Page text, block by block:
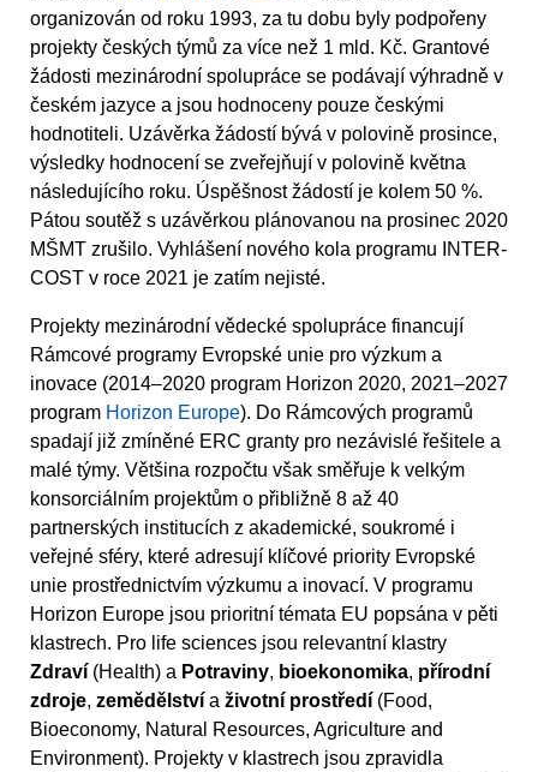
organizován od roku 1993, za tu dobu byly podpořeny
projekty českých týmů za více než 1 mld. Kč. Grantové
žádosti mezinárodní spolupráce se podávají výhradně v
českém jazyce a jsou hodnoceny pouze českými
hodnotiteli. Uzávěrka žádostí bývá v polovině prosince,
výsledky hodnocení se zveřejňují v polovině května
následujícího roku. Úspěšnost žádostí je kolem 50 %.
Pátou soutěž s uzávěrkou plánovanou na prosinec 2020
MŠMT zrušilo. Vyhlášení nového kola programu INTER-
COST v roce 2021 je zatím nejisté.
Projekty mezinárodní vědecké spolupráce financují
Rámcové programy Evropské unie pro výzkum a
inovace (2014–2020 program Horizon 2020, 2021–2027
program Horizon Europe). Do Rámcových programů
spadají již zmíněné ERC granty pro nezávislé řešitele a
malé týmy. Většina rozpočtu však směřuje k velkým
konsorciálním projektům o přibližně 8 až 40
partnerských institucích z akademické, soukromé i
veřejné sféry, které adresují klíčové priority Evropské
unie prostřednictvím výzkumu a inovací. V programu
Horizon Europe jsou prioritní témata EU popsána v pěti
klastrech. Pro life sciences jsou relevantní klastry
Zdraví (Health) a Potraviny, bioekonomika, přírodní
zdroje, zemědělství a životní prostředí (Food,
Bioeconomy, Natural Resources, Agriculture and
Environment). Projekty v klastrech jsou zpravidla